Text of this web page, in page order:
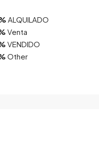
ALQUILADO
Venta
VENDIDO
Other